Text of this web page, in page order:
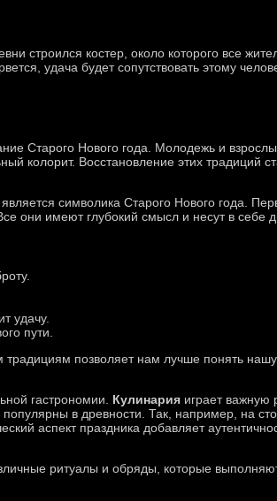
строился костер, около которого все
удача будет сопутствовать этому
Старого Нового года. Молодежь и
колорит. Восстановление этих традиций
символика Старого Нового года.
они имеют глубокий смысл и несут в себе
удачу.
пути.
позволяет нам лучше понять нашу
гастрономии. Кулинария играет важную
в древности. Так, например, на
аспект праздника добавляет
ритуалы и обряды, которые